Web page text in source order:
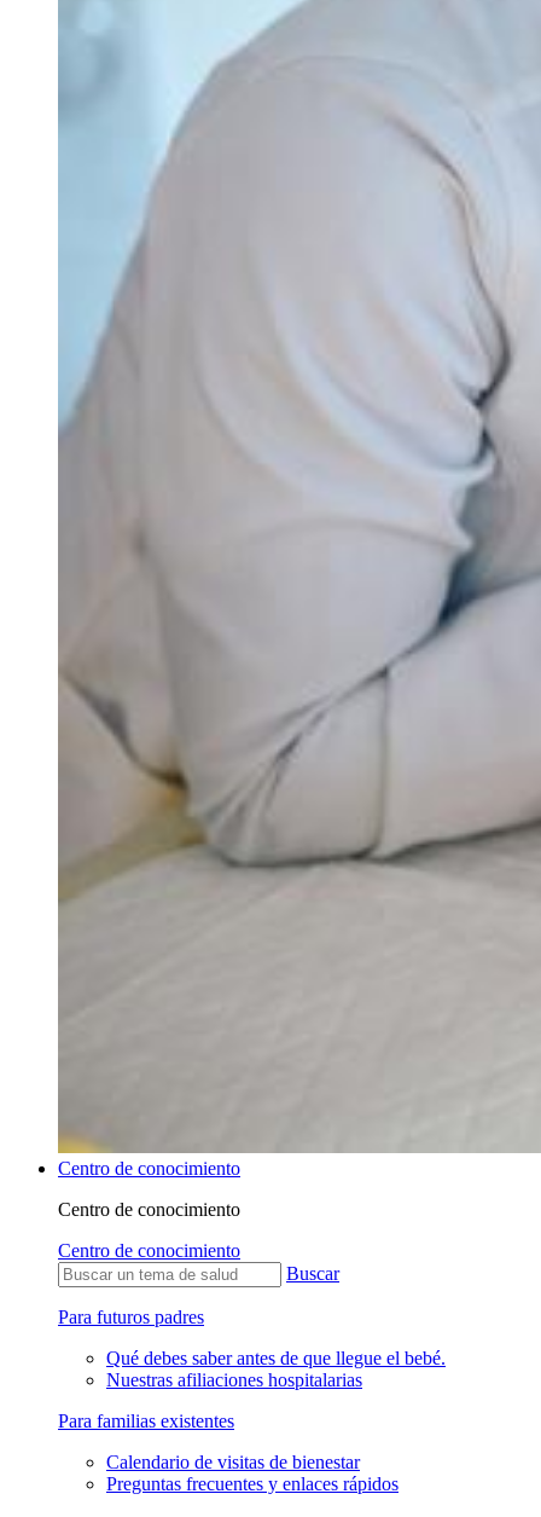
Centro de conocimiento
Centro de conocimiento
Centro de conocimiento
Buscar
Para futuros padres
Qué debes saber antes de que llegue el bebé.
Nuestras afiliaciones hospitalarias
Para familias existentes
Calendario de visitas de bienestar
Preguntas frecuentes y enlaces rápidos